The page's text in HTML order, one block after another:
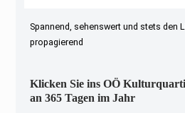
Spannend, sehenswert und stets den
propagierend
Klicken Sie ins OÖ
an 365 Tagen im Jahr